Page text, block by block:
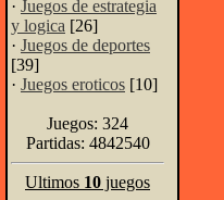
· Juegos de estrategia
y logica [26]
· Juegos de deportes
[39]
· Juegos eroticos [10]
Juegos: 324
Partidas: 4842540
Ultimos 10 juegos